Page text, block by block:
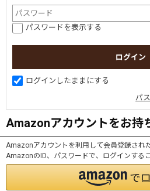
パスワードを表示する
ログインしたままにする
パ
Amazonアカウントをお持
Amazonアカウントを利用して会員登録され
AmazonのID、パスワードで、ログインする